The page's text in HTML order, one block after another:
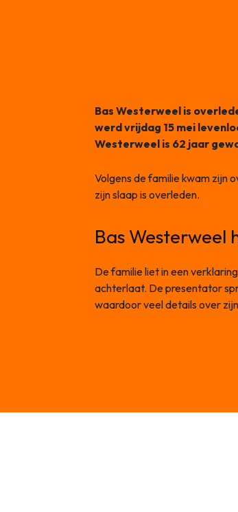
Bas Westerweel is
werd vrijdag 15 mei
Westerweel is 62 jaar
Volgens de familie kwam zijn
zijn slaap is overleden.
Bas Westerweel
De familie liet in een
achterlaat. De presentator
waardoor veel details over